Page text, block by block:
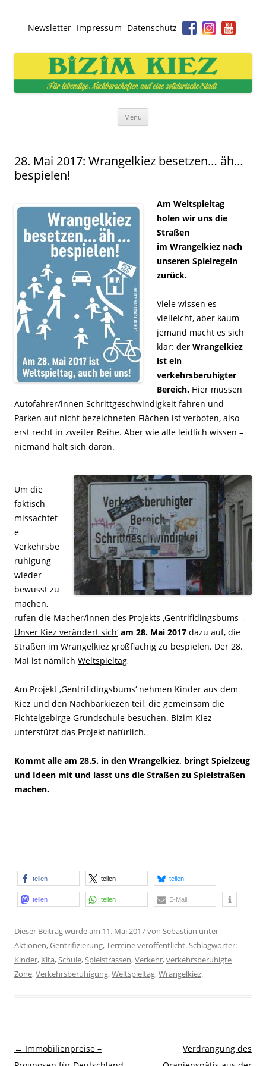
Newsletter Impressum Datenschutz
Bizim Kiez – Unser Kiez
Für lebendige Nachbarschaften und eine solidarische Stadt
Menü
28. Mai 2017: Wrangelkiez besetzen… äh…
bespielen!
Am Weltspieltag
holen wir uns die
Straßen
im Wrangelkiez nach
unseren Spielregeln
zurück.
Viele wissen es
vielleicht, aber kaum
jemand macht es sich
klar: der Wrangelkiez
ist ein
verkehrsberuhigter
Bereich. Hier müssen
Autofahrer/innen Schrittgeschwindigkeit fahren und
Parken auf nicht bezeichneten Flächen ist verboten, also
erst recht in zweiter Reihe. Aber wie alle leidlich wissen –
niemand hält sich daran.
Um die
faktisch
missachtet
e
Verkehrsbe
ruhigung
wieder
bewusst zu
machen,
rufen die Macher/innen des Projekts ‚Gentrifidingsbums –
Unser Kiez verändert sich‘ am 28. Mai 2017 dazu auf, die
Straßen im Wrangelkiez großflächig zu bespielen. Der 28.
Mai ist nämlich Weltspieltag,
Am Projekt ‚Gentrifidingsbums‘ nehmen Kinder aus dem
Kiez und den Nachbarkiezen teil, die gemeinsam die
Fichtelgebirge Grundschule besuchen. Bizim Kiez
unterstützt das Projekt natürlich.
Kommt alle am 28.5. in den Wrangelkiez, bringt Spielzeug
und Ideen mit und lasst uns die Straßen zu Spielstraßen
machen.
teilen teilen teilen
teilen teilen E-Mail
Dieser Beitrag wurde am 11. Mai 2017von Sebastian unter
Aktionen,Gentrifizierung,Termineveröffentlicht. Schlagwörter:
Kinder, Kita,Schule,Spielstrassen,Verkehr,verkehrsberuhigte
Zone,Verkehrsberuhigung,Weltspieltag,Wrangelkiez.
Beitragsnavigation
← Immobilienpreise –
Verdrängung des